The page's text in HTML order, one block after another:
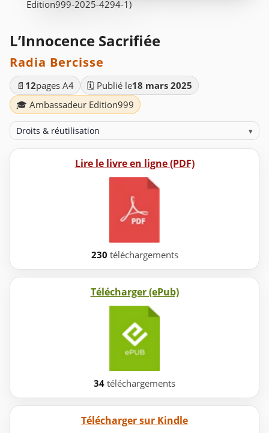
Edition999-2025-4294-1)
L’Innocence Sacrifiée
Radia Bercisse
📄 12pages A4 🗓️ Publié le18 mars 2025
🎓 Ambassadeur Edition999
Droits & réutilisation ▾
Lire le livre en ligne (PDF)
230 téléchargements
Télécharger (ePub)
34 téléchargements
Télécharger sur Kindle